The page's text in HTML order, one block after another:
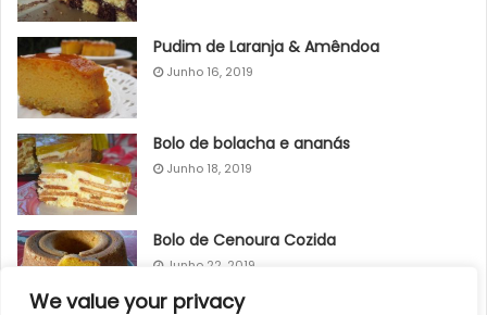
We value your privacy
Pudim de Laranja & Amêndoa
Junho 16, 2019
Bolo de bolacha e ananás
Junho 18, 2019
Bolo de Cenoura Cozida
Junho 22, 2019